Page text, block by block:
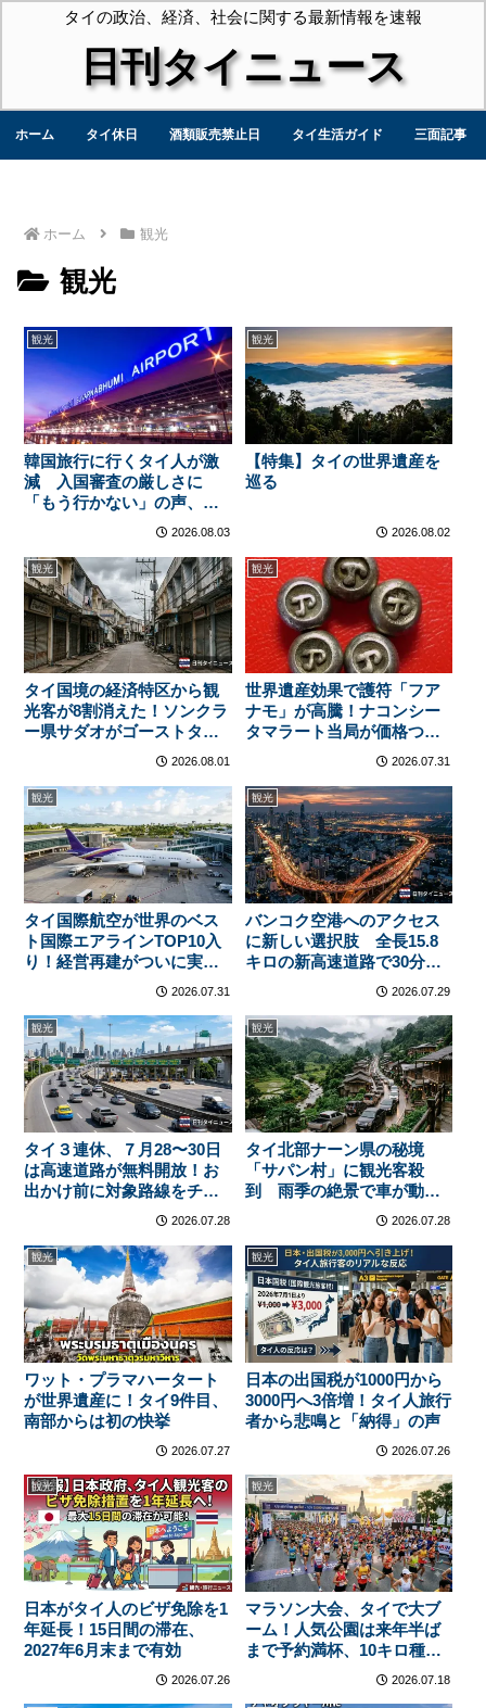
タイの政治、経済、社会に関する最新情報を速報
日刊タイニュース
ホーム タイ休日 酒類販売禁止日 タイ生活ガイド 三面記事
ホーム 観光
観光
観光
韓国旅行に行くタイ人が激
減 入国審査の厳しさに
「もう行かない」の声、韓
国メディアも危機感を報道
2026.08.03
観光
【特集】タイの世界遺産を
巡る
2026.08.02
観光
タイ国境の経済特区から観
光客が8割消えた！ソンクラ
ー県サダオがゴーストタウ
ン化の危機、店主は「客が
2026.08.01
観光
世界遺産効果で護符「フア
ナモ」が高騰！ナコンシー
タマラート当局が価格つり
2026.07.31
観光
タイ国際航空が世界のベス
ト国際エアラインTOP10入
り！経営再建がついに実を
2026.07.31
観光
バンコク空港へのアクセス
に新しい選択肢 全長15.8
キロの新高速道路で30分短
縮 シーナカリン線は通行
料60バーツで得か損か？
2026.07.29
観光
タイ３連休、７月28〜30日
は高速道路が無料開放！お
出かけ前に対象路線をチェ
2026.07.28
観光
タイ北部ナーン県の秘境
「サパン村」に観光客殺
到 雨季の絶景で車が動か
2026.07.28
観光
ワット・プラマハータート
が世界遺産に！タイ9件目、
南部からは初の快挙
2026.07.27
観光
日本の出国税が1000円から
3000円へ3倍増！タイ人旅行
者から悲鳴と「納得」の声
2026.07.26
観光
日本がタイ人のビザ免除を1
年延長！15日間の滞在、
2027年6月末まで有効
2026.07.26
観光
マラソン大会、タイで大ブ
ーム！人気公園は来年半ば
まで予約満杯、10キロ種目
2026.07.18